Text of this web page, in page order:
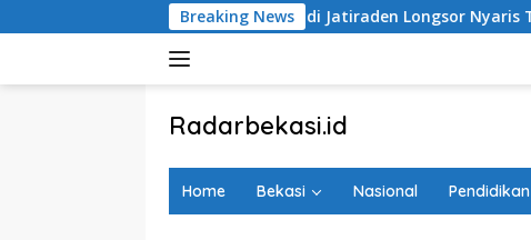
ke
Breaking News
Tebing di Jatiraden Longsor Nyaris Tutup Akses Jalan
Radarbekasi.id
Bekasi
Home Bekasi Nasional Pendidikan